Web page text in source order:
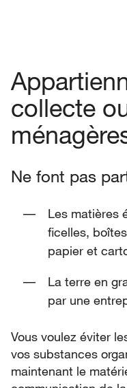
collecte
Ne font pas
Les matières
ficelles,
papier et
La terre en
par une
Vous voulez éviter
vos substances
maintenant le